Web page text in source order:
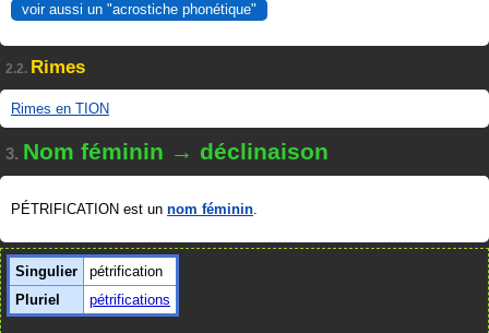
voir aussi un "acrostiche phonétique"
2.2. Rimes
Rimes en TION
3. Nom féminin → déclinaison
PÉTRIFICATION est un nom féminin.
Singulier
pétrification
Pluriel
pétrifications